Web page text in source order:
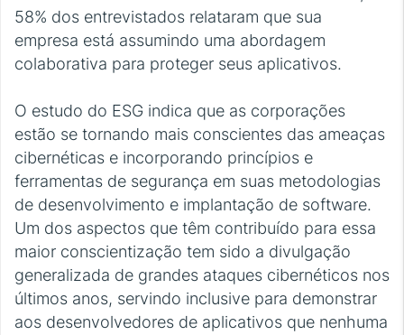
58% dos entrevistados relataram que sua
empresa está assumindo uma abordagem
colaborativa para proteger seus aplicativos.
O estudo do ESG indica que as corporações
estão se tornando mais conscientes das ameaças
cibernéticas e incorporando princípios e
ferramentas de segurança em suas metodologias
de desenvolvimento e implantação de software.
Um dos aspectos que têm contribuído para essa
maior conscientização tem sido a divulgação
generalizada de grandes ataques cibernéticos nos
últimos anos, servindo inclusive para demonstrar
aos desenvolvedores de aplicativos que nenhuma